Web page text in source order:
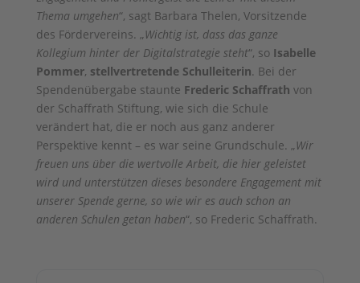
Thema umgehen“, sagt Barbara Thelen, Vorsitzende
des Fördervereins. „Wichtig ist, dass das ganze
Kollegium hinter der Digitalstrategie steht“, so Isabelle
Pommer, stellvertretende Schulleiterin. Bei der
Spendenübergabe staunte Frederic Schaffrath von
der Schaffrath Stiftung, wie sich die Schule
verändert hat, die er noch aus ganz anderer
Perspektive kennt – es war seine Grundschule. „Wir
freuen uns über die wertvolle Arbeit, die hier geleistet
wird und unterstützen dieses besondere Engagement mit
unserer Spende gerne, so wie wir es auch schon an
anderen Schulen getan haben“, so Frederic Schaffrath.